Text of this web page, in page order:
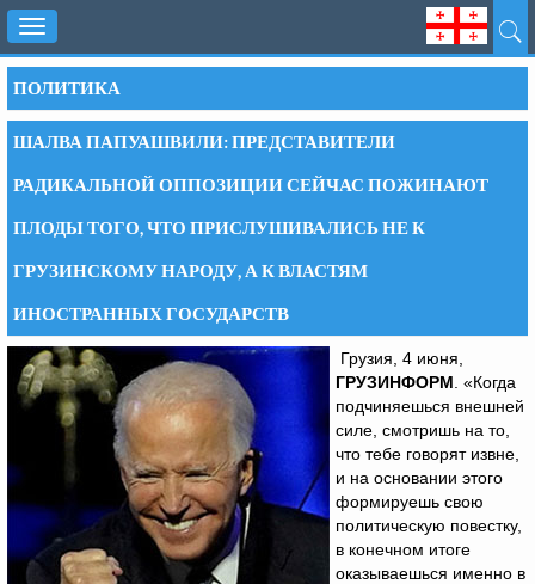
Toggle
navigation
ПОЛИТИКА
ШАЛВА ПАПУАШВИЛИ: ПРЕДСТАВИТЕЛИ
РАДИКАЛЬНОЙ ОППОЗИЦИИ СЕЙЧАС ПОЖИНАЮТ
ПЛОДЫ ТОГО, ЧТО ПРИСЛУШИВАЛИСЬ НЕ К
ГРУЗИНСКОМУ НАРОДУ, А К ВЛАСТЯМ
ИНОСТРАННЫХ ГОСУДАРСТВ
Грузия, 4 июня,
ГРУЗИНФОРМ . «Когда
подчиняешься внешней
силе, смотришь на то,
что тебе говорят извне,
и на основании этого
формируешь свою
политическую повестку,
в конечном итоге
оказываешься именно в